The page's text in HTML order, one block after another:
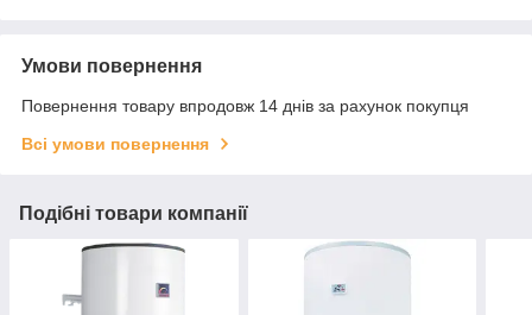
Умови повернення
Повернення товару впродовж 14 днів за рахунок покупця
Всі умови повернення
Подібні товари компанії